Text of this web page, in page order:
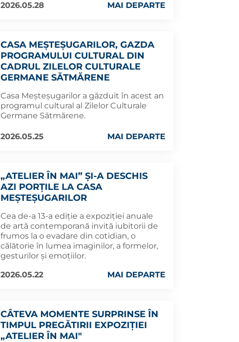
2026.05.28
MAI DEPARTE
CASA MEȘTEȘUGARILOR, GAZDA
PROGRAMULUI CULTURAL DIN
CADRUL ZILELOR CULTURALE
GERMANE SĂTMĂRENE
Casa Meșteșugarilor a găzduit în acest an
programul cultural al Zilelor Culturale
Germane Sătmărene.
2026.05.25 MAI DEPARTE
„ATELIER ÎN MAI” ȘI-A DESCHIS
AZI PORȚILE LA CASA
MEȘTEȘUGARILOR
Cea de-a 13-a ediție a expoziției anuale
de artă contemporană invită iubitorii de
frumos la o evadare din cotidian, o
călătorie în lumea imaginilor, a formelor,
gesturilor și emoțiilor.
2026.05.22
MAI DEPARTE
CÂTEVA MOMENTE SURPRINSE ÎN
TIMPUL PREGĂTIRII EXPOZIȚIEI
„ATELIER ÎN MAI"